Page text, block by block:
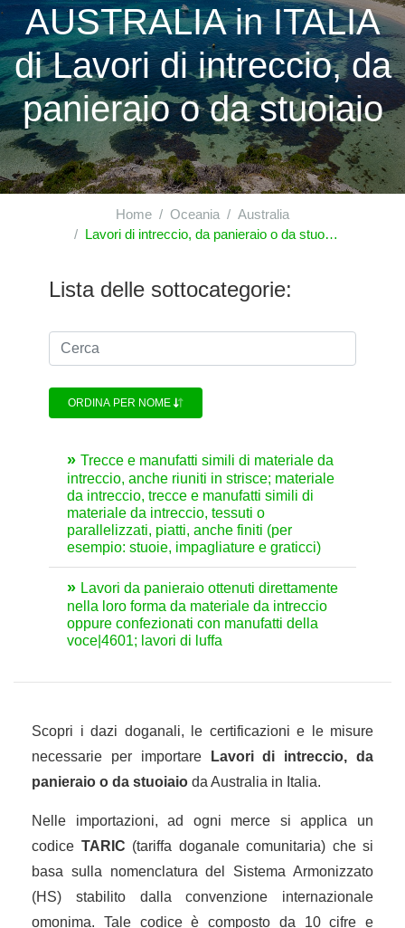
AUSTRALIA in ITALIA
di Lavori di intreccio, da
panieraio o da stuoiaio
Home Oceania
Australia
Lavori di intreccio, da panieraio o da stuoiaio
Lista delle sottocategorie:
ORDINA PER NOME
Trecce e manufatti simili di materiale da
intreccio, anche riuniti in strisce; materiale
da intreccio, trecce e manufatti simili di
materiale da intreccio, tessuti o
parallelizzati, piatti, anche finiti (per
esempio: stuoie, impagliature e graticci)
Lavori da panieraio ottenuti direttamente
nella loro forma da materiale da intreccio
oppure confezionati con manufatti della
voce|4601; lavori di luffa
Scopri i dazi doganali, le certificazioni e le misure
necessarie per importare
Lavori di intreccio, da
panieraio o da stuoiaio da Australia in Italia.
Nelle importazioni, ad ogni merce si applica un
codice TARIC (tariffa doganale comunitaria) che si
basa sulla nomenclatura del Sistema Armonizzato
(HS) stabilito dalla convenzione internazionale
omonima. Tale codice è composto da 10 cifre e